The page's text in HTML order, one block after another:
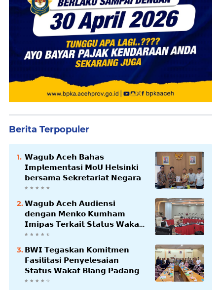
Berita Terpopuler
𝗪𝗮𝗴𝘂𝗯 𝗔𝗰𝗲𝗵 𝗕𝗮𝗵𝗮𝘀
𝗜𝗺𝗽𝗹𝗲𝗺𝗲𝗻𝘁𝗮𝘀𝗶 𝗠𝗼𝗨 𝗛𝗲𝗹𝘀𝗶𝗻𝗸𝗶
𝗯𝗲𝗿𝘀𝗮𝗺𝗮 𝗦𝗲𝗸𝗿𝗲𝘁𝗮𝗿𝗶𝗮𝘁 𝗡𝗲𝗴𝗮𝗿𝗮
𝗪𝗮𝗴𝘂𝗯 𝗔𝗰𝗲𝗵 𝗔𝘂𝗱𝗶𝗲𝗻𝘀𝗶
𝗱𝗲𝗻𝗴𝗮𝗻 𝗠𝗲𝗻𝗸𝗼 𝗞𝘂𝗺𝗵𝗮𝗺
𝗜𝗺𝗶𝗽𝗮𝘀 𝗧𝗲𝗿𝗸𝗮𝗶𝘁 𝗦𝘁𝗮𝘁𝘂𝘀 𝗪𝗮𝗸𝗮𝗳
𝗕𝗹𝗮𝗻𝗴𝗽𝗮𝗱𝗮𝗻𝗴
𝗕𝗪𝗜 𝗧𝗲𝗴𝗮𝘀𝗸𝗮𝗻 𝗞𝗼𝗺𝗶𝘁𝗺𝗲𝗻
𝗙𝗮𝘀𝗶𝗹𝗶𝘁𝗮𝘀𝗶 𝗣𝗲𝗻𝘆𝗲𝗹𝗲𝘀𝗮𝗶𝗮𝗻
𝗦𝘁𝗮𝘁𝘂𝘀 𝗪𝗮𝗸𝗮𝗳 𝗕𝗹𝗮𝗻𝗴 𝗣𝗮𝗱𝗮𝗻𝗴